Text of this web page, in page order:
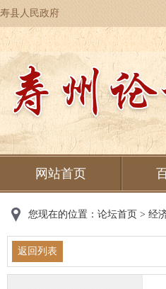
寿县人民政府
网站首页
您现在的位置： 论坛首页 > 经
返回列表